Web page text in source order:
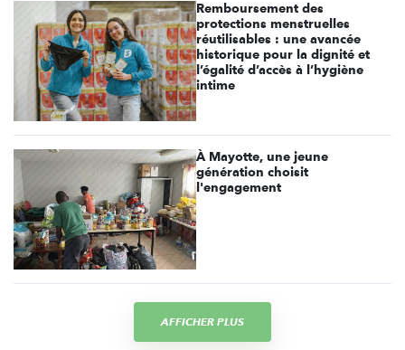
Remboursement des
protections menstruelles
réutilisables : une avancée
historique pour la dignité et
l’égalité d’accès à l’hygiène
intime
À Mayotte, une jeune
génération choisit
l'engagement
AFFICHER PLUS